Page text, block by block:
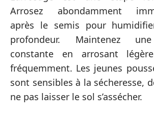
Arrosez abondamment
après le semis pour
profondeur. Maintenez
constante en arrosant
fréquemment. Les jeunes
sont sensibles à la sécheresse,
ne pas laisser le sol s’assécher.